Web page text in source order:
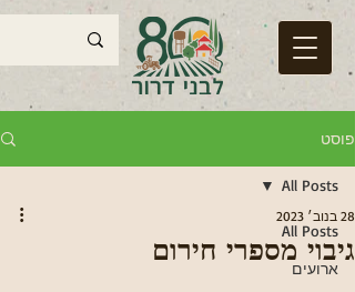
פוסט
All Posts
ארועים
All Posts
גיבוי מספרי חירום
28 בנוב׳ 2023